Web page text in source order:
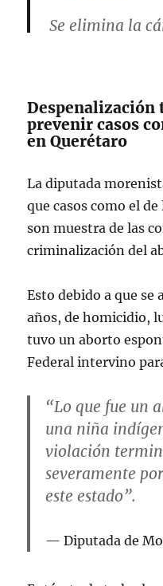
Se elimina la
pic.twitter.com/
— Paty Urriza
Despenalización
prevenir casos
en Querétaro
La diputada
que casos como el
son muestra de las
criminalización del
Esto debido a que se
años, de homicidio,
tuvo un aborto
Federal intervino
“Lo que fue un
una niña
violación
severamente
este estado”.
Diputada de